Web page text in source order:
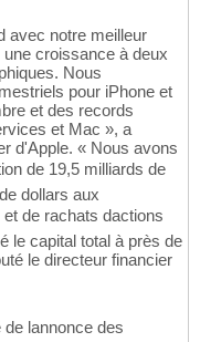
avec notre meilleur
croissance à deux
Nous
pour iPhone et
et des records
et Mac », a
d'Apple. « Nous avons
de 19,5 milliards de
dollars aux
de rachats dactions
le capital total à près de
le directeur financier
lannonce des